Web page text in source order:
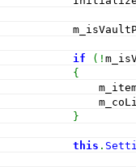
if ( !
{
}
this .